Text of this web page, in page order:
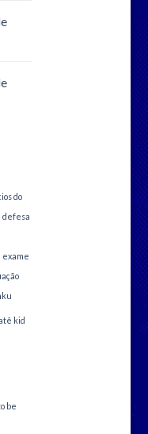
do
defesa
exame
kid
be